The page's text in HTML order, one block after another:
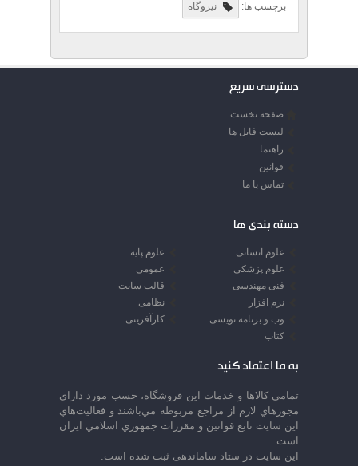
برچسب ها: نیروگاه
دسترسی سریع
صفحه نخست
لیست فایل ها
راهنما
قوانین
تماس با ما
دسته بندی ها
علوم انسانی
علوم پایه
علوم پزشکی
عمومی
فنی مهندسی
قالب سایت
نرم افزار
نظامی
وب و برنامه نویسی
کارآفرینی
کتاب
به ما اعتماد کنید
تمامي كالاها و خدمات اين فروشگاه، حسب مورد داراي
مجوزهاي لازم از مراجع مربوطه مي‌باشند و فعاليت‌هاي
اين سايت تابع قوانين و مقررات جمهوري اسلامي ايران
است.
این سایت در ستاد ساماندهی ثبت شده است.